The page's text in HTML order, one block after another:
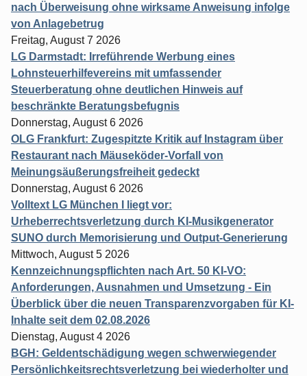
nach Überweisung ohne wirksame Anweisung infolge
von Anlagebetrug
Freitag, August 7 2026
LG Darmstadt: Irreführende Werbung eines
Lohnsteuerhilfevereins mit umfassender
Steuerberatung ohne deutlichen Hinweis auf
beschränkte Beratungsbefugnis
Donnerstag, August 6 2026
OLG Frankfurt: Zugespitzte Kritik auf Instagram über
Restaurant nach Mäuseköder-Vorfall von
Meinungsäußerungsfreiheit gedeckt
Donnerstag, August 6 2026
Volltext LG München I liegt vor:
Urheberrechtsverletzung durch KI-Musikgenerator
SUNO durch Memorisierung und Output-Generierung
Mittwoch, August 5 2026
Kennzeichnungspflichten nach Art. 50 KI-VO:
Anforderungen, Ausnahmen und Umsetzung - Ein
Überblick über die neuen Transparenzvorgaben für KI-
Inhalte seit dem 02.08.2026
Dienstag, August 4 2026
BGH: Geldentschädigung wegen schwerwiegender
Persönlichkeitsrechtsverletzung bei wiederholter und